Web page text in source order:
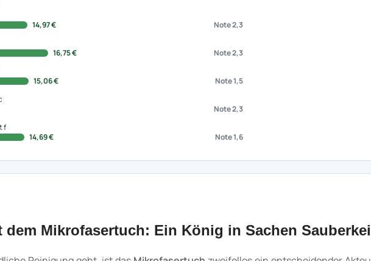
14,97 €
Note 2,3
16,75 €
Note 2,3
15,06 €
Note 1,5
Note 2,3
f
14,69 €
Note 1,6
Mikrofasertuch: Ein König in Sachen